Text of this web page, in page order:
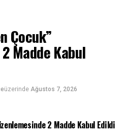
Çocuk”
Madde Kabul
üzerinde Ağustos 7, 2026
2 Madde Kabul Edildi